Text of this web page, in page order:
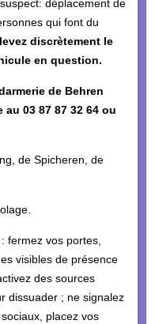
déplacement de
qui font du
discrètement le
en question.
de Behren
03 87 87 32 64 ou
de Spicheren, de
fermez vos portes,
visibles de présence
des sources
dissuader ; ne signalez
placez vos